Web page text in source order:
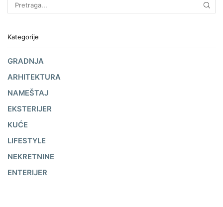
Kategorije
GRADNJA
ARHITEKTURA
NAMEŠTAJ
EKSTERIJER
KUĆE
LIFESTYLE
NEKRETNINE
ENTERIJER